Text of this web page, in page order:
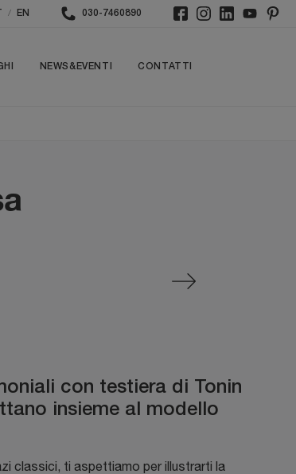
/ EN 030-7460890
NEWS&EVENTI CONTATTI
con testiera di Tonin
insieme al modello
classici, ti aspettiamo per illustrarti la